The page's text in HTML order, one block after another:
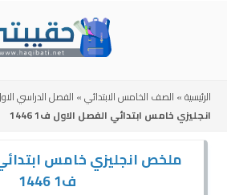
الرئيسية» الصف الخامس الابتدائي» الفصل الدراسي
انجليزي خامس ابتدائي الفصل الاول ف1 1446
ملخص انجليزي خامس
ف1 1446